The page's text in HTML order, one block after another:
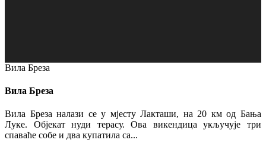
Вила Бреза
Вила Бреза
Вила Бреза налази се у мјесту Лакташи, на 20 км од Бања
Луке. Објекат нуди терасу. Ова викендица укључује три
спаваће собе и два купатила са...